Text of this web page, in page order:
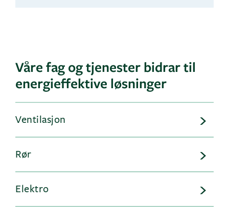
Våre fag og tjenester bidrar til
energieffektive løsninger
Ventilasjon
Rør
Elektro